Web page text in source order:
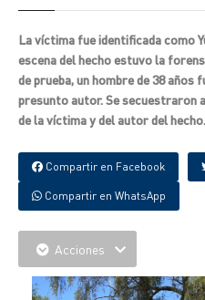
La víctima fue identificada como
escena del hecho estuvo la
de prueba, un hombre de 38 años
presunto autor. Se secuestraron
de la víctima y del autor del hecho.
Compartir en Facebook
Compartir en WhatsApp
Acciones